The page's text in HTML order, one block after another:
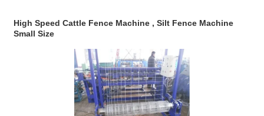
High Speed Cattle Fence Machine , Silt Fence Machine
Small Size